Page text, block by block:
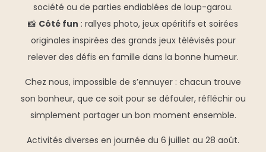
société ou de parties endiablées de loup-garou.
📸 Côté fun : rallyes photo, jeux apéritifs et soirées
originales inspirées des grands jeux télévisés pour
relever des défis en famille dans la bonne humeur.
Chez nous, impossible de s’ennuyer : chacun trouve
son bonheur, que ce soit pour se défouler, réfléchir ou
simplement partager un bon moment ensemble.
Activités diverses en journée du 6 juillet au 28 août.